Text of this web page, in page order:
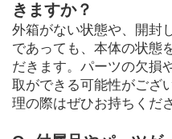
きますか？
外箱がない状態や、開封
であっても、本体の状態
だきます。パーツの欠損
取ができる可能性がござ
理の際はぜひお持ちくだ